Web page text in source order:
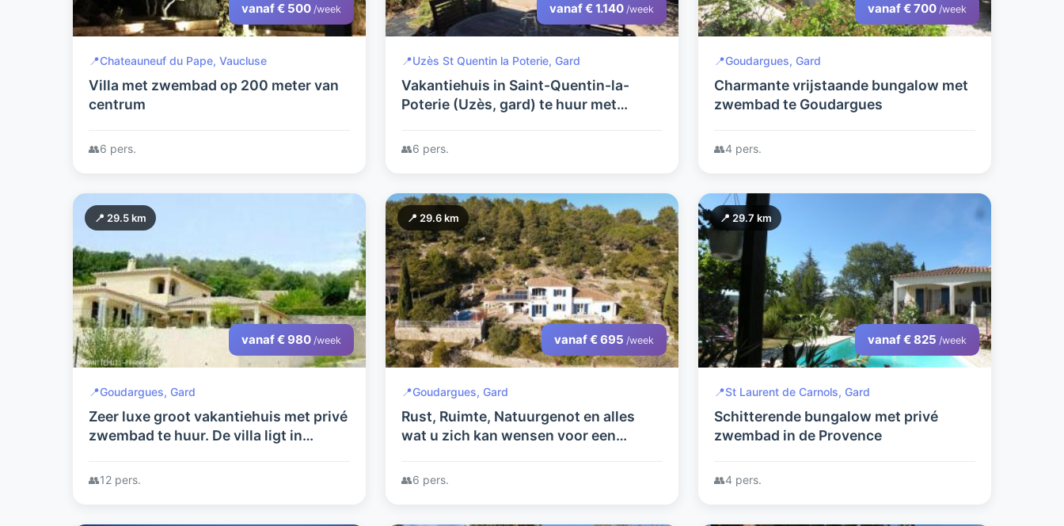
vanaf € 500 /week
📍Chateauneuf du Pape, Vaucluse
Villa met zwembad op 200 meter van
centrum
👥6 pers.
vanaf € 1.140 /week
📍Uzès St Quentin la Poterie, Gard
Vakantiehuis in Saint-Quentin-la-
Poterie (Uzès, gard) te huur met
👥6 pers.
vanaf € 700 /week
📍Goudargues, Gard
Charmante vrijstaande bungalow met
zwembad te Goudargues
👥4 pers.
📍 29.5 km
vanaf € 980 /week
📍Goudargues, Gard
Zeer luxe groot vakantiehuis met privé
zwembad te huur. De villa ligt in
GARD,Provence,Zuid Frankrijk. zie
👥12 pers.
📍 29.6 km
vanaf € 695 /week
📍Goudargues, Gard
Rust, Ruimte, Natuurgenot en alles
wat u zich kan wensen voor een
villa in Zuid Frankrijk met verwarmd
👥6 pers.
📍 29.7 km
vanaf € 825 /week
📍St Laurent de Carnols, Gard
Schitterende bungalow met privé
zwembad in de Provence
👥4 pers.